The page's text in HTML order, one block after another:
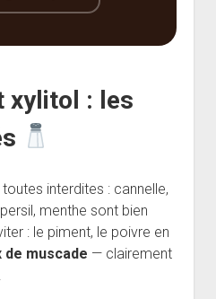
xylitol : les
interdites : cannelle,
menthe sont bien
: le piment, le poivre en
de muscade — clairement